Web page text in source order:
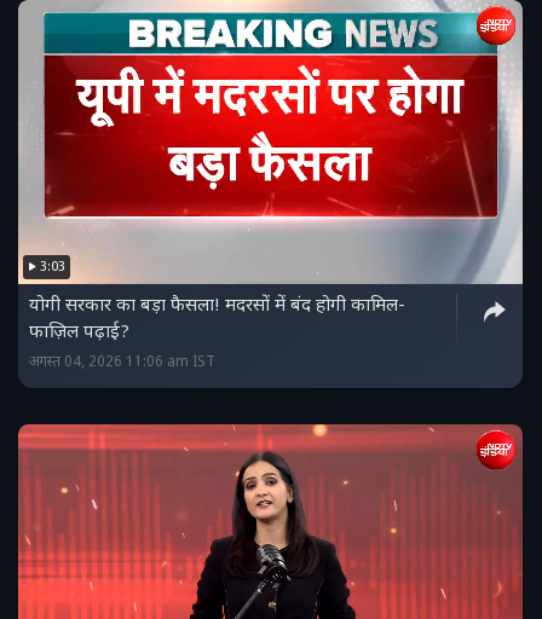
3:03
योगी सरकार का बड़ा फैसला! मदरसों में बंद होगी कामिल-
फाज़िल पढ़ाई?
अगस्त 04, 2026 11:06 am IST